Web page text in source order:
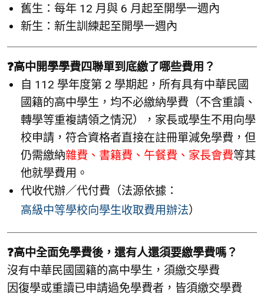
舊生：每年 12 月與 6 月起至開學一週內
新生：新生訓練起至開學一週內
❓高中開學學費四聯單到底繳了哪些費用？
自 112 學年度第 2 學期起，所有具有中華民國
國籍的高中學生，均不必繳納學費（不含重讀、
轉學等重複請領之情況），家長或學生不用向學
校申請，符合資格者直接在註冊單減免學費，但
仍需繳納雜費、書籍費、午餐費、家長會費等其
他就學費用。
代收代辦／代付費（法源依據：
高級中等學校向學生收取費用辦法）
❓高中全面免學費後，還有人還須要繳學費嗎？
沒有中華民國國籍的高中學生，須繳交學費
因復學或重讀已申請過免學費者，皆須繳交學費